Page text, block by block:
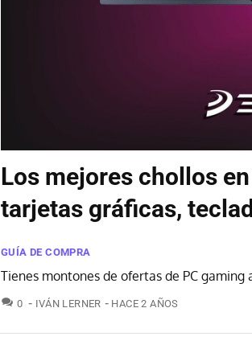
Los mejores chollos
tarjetas gráficas,
GUÍA DE COMPRA
Tienes montones de ofertas de PC
0 COMENTARIOS
IVÁN LERNER HACE 2 AÑOS